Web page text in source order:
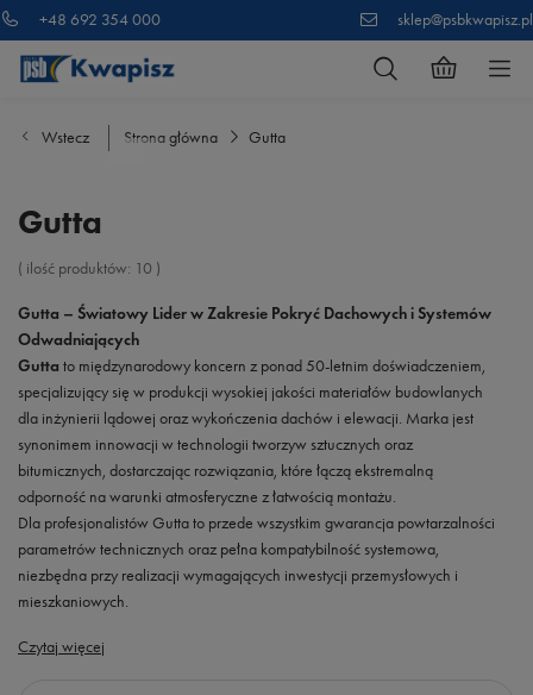
+48 692 354 000 sklep@psbkwapisz.pl
Wstecz Strona główna Gutta
Gutta
( ilość produktów: 10 )
Gutta – Światowy Lider w Zakresie Pokryć Dachowych i Systemów
Odwadniających
Gutta to międzynarodowy koncern z ponad 50-letnim doświadczeniem,
specjalizujący się w produkcji wysokiej jakości materiałów budowlanych
dla inżynierii lądowej oraz wykończenia dachów i elewacji. Marka jest
synonimem innowacji w technologii tworzyw sztucznych oraz
bitumicznych, dostarczając rozwiązania, które łączą ekstremalną
odporność na warunki atmosferyczne z łatwością montażu.
Dla profesjonalistów Gutta to przede wszystkim gwarancja powtarzalności
parametrów technicznych oraz pełna kompatybilność systemowa,
niezbędna przy realizacji wymagających inwestycji przemysłowych i
mieszkaniowych.
Czytaj więcej